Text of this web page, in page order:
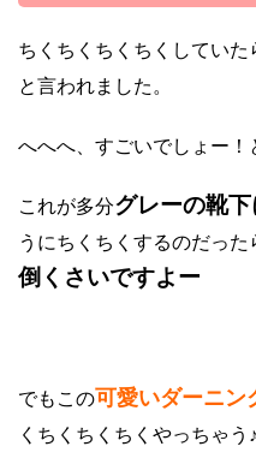
ちくちくちくちくしてい
と言われました。
へへへ、すごいでしょー！
これが多分グレーの靴
うにちくちくするのだった
倒くさいですよー
でもこの可愛いダーニン
くちくちくちくやっちゃう♪